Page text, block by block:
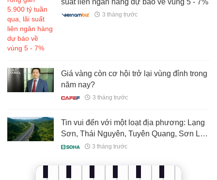
3 tháng trước
Giá vàng còn cơ hội trở lại vùng đỉnh trong
năm nay?
3 tháng trước
Tin vui đến với một loạt địa phương: Lạng
Sơn, Thái Nguyên, Tuyên Quang, Sơn La,
Lâm Đồng...3 tháng trước